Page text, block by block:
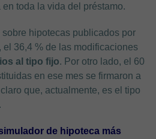
toda la vida del préstamo.
hipotecas publicados por
el 36,4 % de las modificaciones
al tipo fijo. Por otro lado, el 60
en ese mes se firmaron a
que, actualmente, es el tipo
de hipoteca más